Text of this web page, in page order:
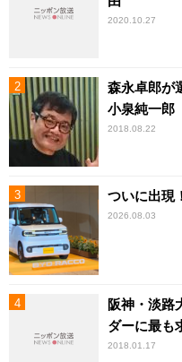
2020.10.27
森永卓郎が
小泉純一郎
2018.08.22
ついに出現
2026.08.03
阪神・淡
ダーに最も
2018.01.17